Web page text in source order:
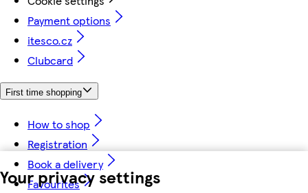
Your privacy settings
Payment options
itesco.cz
Clubcard
First time shopping
How to shop
Registration
Book a delivery
Favourites